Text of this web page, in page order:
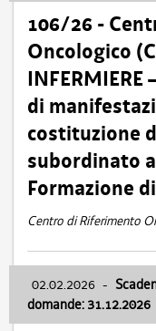
106/26 -
Oncologico
di
costituzione
subordinato
Formazione
Centro di Riferimento
02.02.2026 -
domande: 31.12.2026